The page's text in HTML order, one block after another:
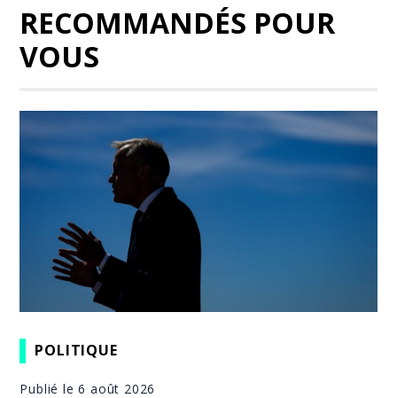
RECOMMANDÉS POUR
VOUS
POLITIQUE
Publié le 6 août 2026